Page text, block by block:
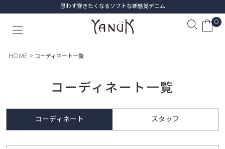
思わず穿きたくなるソフトな新感覚デニム
0
HOME コーディネート一覧
コーディネート一覧
コーディネート スタッフ